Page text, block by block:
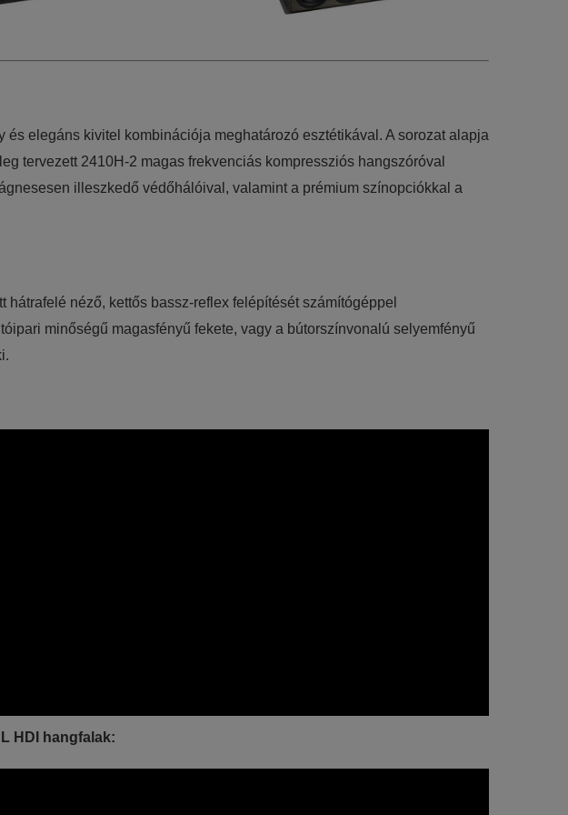
elegáns kivitel kombinációja meghatározó esztétikával. A sorozat alapja
tervezett 2410H-2 magas frekvenciás kompressziós hangszóróval
illeszkedő védőhálóival, valamint a prémium színopciókkal a
néző, kettős bassz-reflex felépítését számítógéppel
minőségű magasfényű fekete, vagy a bútorszínvonalú selyemfényű
HDI hangfalak: